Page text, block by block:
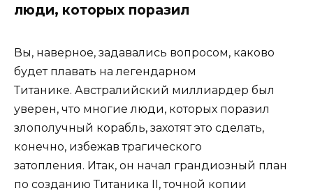
люди, которых поразил
Вы, наверное, задавались вопросом, каково
будет плавать на легендарном
Титанике. Австралийский миллиардер был
уверен, что многие люди, которых поразил
злополучный корабль, захотят это сделать,
конечно, избежав трагического
затопления. Итак, он начал грандиозный план
по созданию Титаника II, точной копии